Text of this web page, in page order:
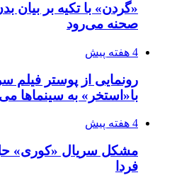
«گردن» با تکیه بر بیان
صحنه می‌رود
4 هفته پیش
رونمایی از پوستر
با«استخر» به سینماها
4 هفته پیش
مشکل سریال «کوری»
فردا